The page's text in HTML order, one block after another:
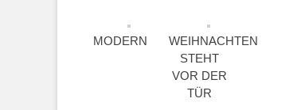
MODERN
WEIHNACHTEN
STEHT
VOR DER
TÜR